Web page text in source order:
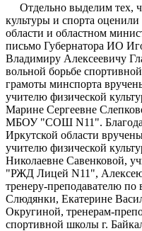
Отдельно выделим тех,
культуры и спорта
области и областном
письмо Губернатора ИО
Владимиру Алексеевичу
вольной борьбе
грамоты минспорта
учителю физической
Марине Сергеевне
МБОУ "СОШ N11".
Иркутской области
учителю физической
Николаевне Савенковой,
"РЖД Лицей N11",
тренеру-преподавателю
Слюдянки, Екатерине
Округиной, тренерам-
спортивной школы г.